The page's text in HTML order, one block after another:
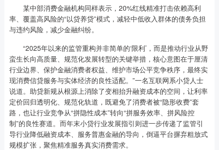
某中部消费金融机构同样表示，20%红线精准打击依赖高利
率、覆盖高风险的“以贷养贷”模式，减轻中低收入群体的债务负担
与违约风险，减少金融纠纷。
“2025年以来的监管重构并非简单的‘限利’，而是推动行业从野
蛮生长向高质量、规范化发展转型的关键举措，核心意图在于厘清
行业边界、保护金融消费者权益、维护市场公平竞争秩序，最终实
现消费信贷服务与实体经济的良性适配。”一名互联网系小贷人士
说道。助贷新规从根源上消除了变相抬升融资成本的空间，让利率
定价回归透明化、规范化轨道，既避免了消费者被“隐形收费”套
路，也让行业竞争从“拼隐性成本”转向“拼服务效率、拼风险控
制”的良性赛道。而年末小贷行业发展指引则进一步传递了监管引
导行业降低融资成本、服务普惠金融的导向，倒逼平台摒弃粗放式
规模扩张，聚焦精准服务真实消费需求。